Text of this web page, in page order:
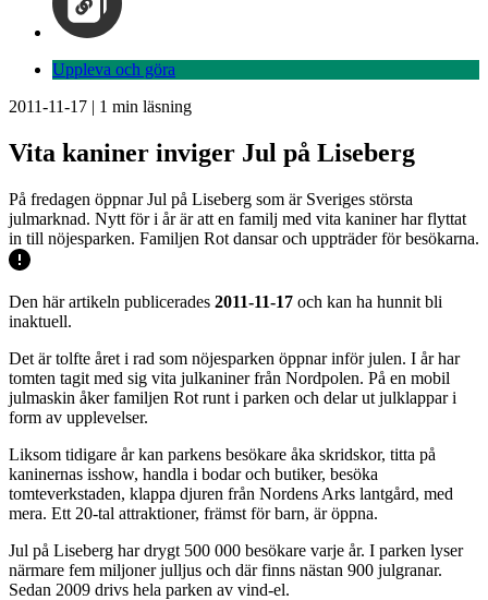
Uppleva och göra
2011-11-17 | 1 min läsning
Vita kaniner inviger Jul på Liseberg
På fredagen öppnar Jul på Liseberg som är Sveriges största
julmarknad. Nytt för i år är att en familj med vita kaniner har flyttat
in till nöjesparken. Familjen Rot dansar och uppträder för besökarna.
Den här artikeln publicerades 2011-11-17 och kan ha hunnit bli
inaktuell.
Det är tolfte året i rad som nöjesparken öppnar inför julen. I år har
tomten tagit med sig vita julkaniner från Nordpolen. På en mobil
julmaskin åker familjen Rot runt i parken och delar ut julklappar i
form av upplevelser.
Liksom tidigare år kan parkens besökare åka skridskor, titta på
kaninernas isshow, handla i bodar och butiker, besöka
tomteverkstaden, klappa djuren från Nordens Arks lantgård, med
mera. Ett 20-tal attraktioner, främst för barn, är öppna.
Jul på Liseberg har drygt 500 000 besökare varje år. I parken lyser
närmare fem miljoner julljus och där finns nästan 900 julgranar.
Sedan 2009 drivs hela parken av vind-el.